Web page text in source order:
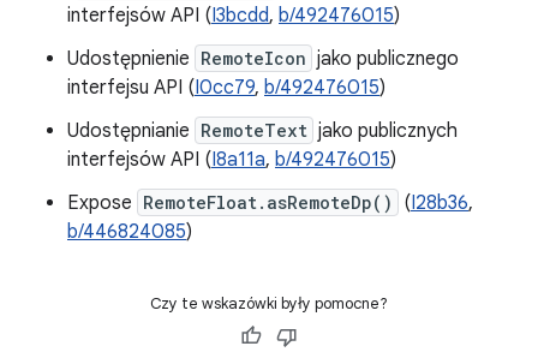
interfejsów API (I3bcdd, b/492476015)
Udostępnienie RemoteIcon jako publicznego
interfejsu API (I0cc79, b/492476015)
Udostępnianie RemoteText jako publicznych
interfejsów API (I8a11a, b/492476015)
Expose RemoteFloat.asRemoteDp() (I28b36,
b/446824085)
Czy te wskazówki były pomocne?